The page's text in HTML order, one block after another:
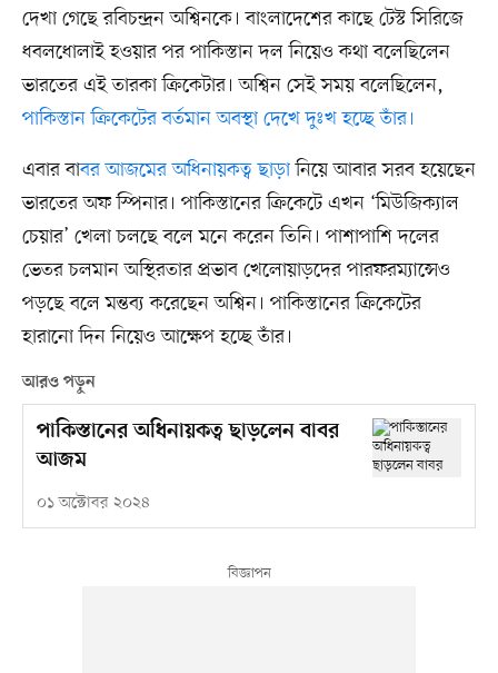
দেখা গেছে রবিচন্দ্রন অশ্বিনকে। বাংলাদেশের কাছে টেস্ট সিরিজে
ধবলধোলাই হওয়ার পর পাকিস্তান দল নিয়েও কথা বলেছিলেন
ভারতের এই তারকা ক্রিকেটার। অশ্বিন সেই সময় বলেছিলেন,
পাকিস্তান ক্রিকেটের বর্তমান অবস্থা দেখে দুঃখ হচ্ছে তাঁর।
এবার বাবর আজমের অধিনায়কত্ব ছাড়ানিয়ে আবার সরব হয়েছেন
ভারতের অফ স্পিনার। পাকিস্তানের ক্রিকেটে এখন ‘মিউজিক্যাল
চেয়ার’ খেলা চলছে বলে মনে করেন তিনি। পাশাপাশি দলের
ভেতর চলমান অস্থিরতার প্রভাব খেলোয়াড়দের পারফরম্যান্সেও
পড়ছে বলে মন্তব্য করেছেন অশ্বিন। পাকিস্তানের ক্রিকেটের
হারানো দিন নিয়েও আক্ষেপ হচ্ছে তাঁর।
আরও পড়ুন
পাকিস্তানের অধিনায়কত্ব ছাড়লেন বাবর
আজম
০১ অক্টোবর ২০২৪